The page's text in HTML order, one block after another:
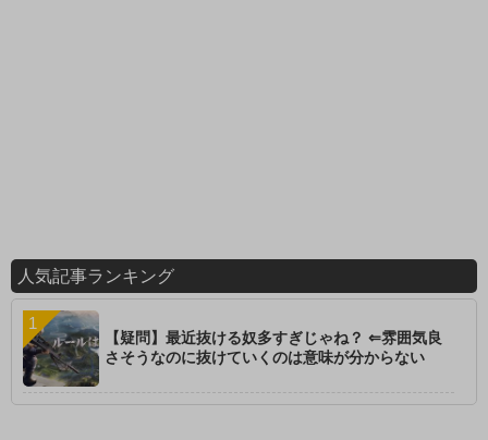
人気記事ランキング
【疑問】最近抜ける奴多すぎじゃね？ ⇐雰囲気良
さそうなのに抜けていくのは意味が分からない